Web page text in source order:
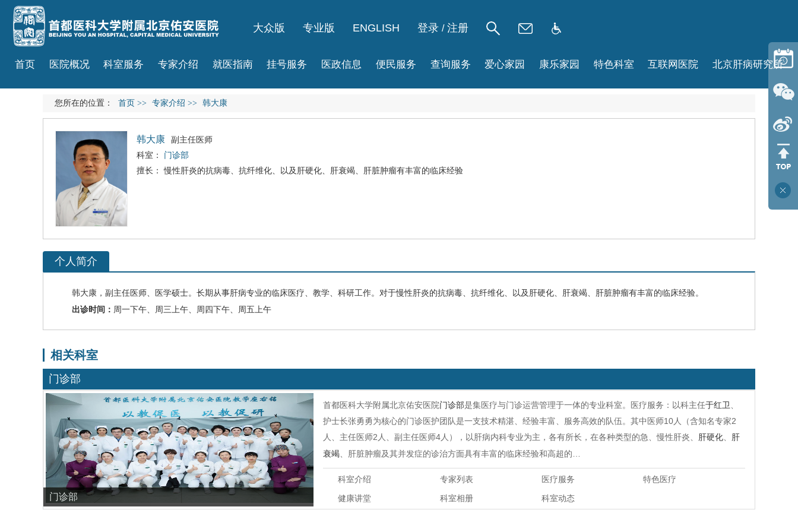
大众版 专业版 ENGLISH 登录 / 注册
首页 医院概况 科室服务 专家介绍 就医指南 挂号服务 医政信息 便民服务 查询服务 爱心家园 康乐家园 特色科室 互联网医院 北京肝病研究所
您所在的位置： 首页 >> 专家介绍 >> 韩大康
韩大康
副主任医师
科室： 门诊部
擅长： 慢性肝炎的抗病毒、抗纤维化、以及 肝硬化 肝衰竭 、肝脏肿瘤有丰富的临床经验
个人简介
韩大康 ，副主任医师、医学硕士。长期从事肝病专业的临床医疗、教学、科研工作。对于慢性肝炎的抗病毒、抗纤维化、以及 肝硬化 肝衰竭 、肝脏肿瘤有丰富的临床经验。
出诊时间： 周一下午、周三上午、周四下午、周五上午
相关科室
门诊部
门诊部
首都医科大学附属北京佑安医院门诊部是集医疗与门诊运营管理于一体的专业科室。医疗服务：以科主任于红卫
护士长张勇勇为核心的门诊医护团队是一支技术精湛、经验丰富、服务高效的队伍。其中医师10人（含知名专家2
人、主任医师2人、副主任医师4人），以肝病内科专业为主，各有所长，在各种类型的急、慢性肝炎、
肝硬化
肝
衰竭 、肝脏肿瘤及其并发症的诊治方面具有丰富的临床经验和高超的…
科室介绍 专家列表 医疗服务
特色医疗
健康讲堂
科室相册 科室动态